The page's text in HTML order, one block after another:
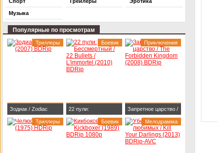
Музыка
Популярные по просмотрам
Зодиак / Zodiac
(2007) BDRip
Триллеры
22 пули:
Бессмертный / 22
Bullets / L'immortel
Боевик
Запретное царство /
The Forbidden
Kingdom (2008)
Приключения
Триллеры Боевик Мелодрамма